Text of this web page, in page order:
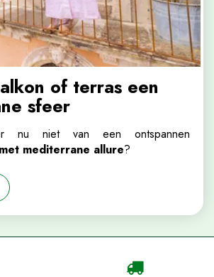
of terras een
sfeer
nu niet van een ontspannen
mediterrane allure?